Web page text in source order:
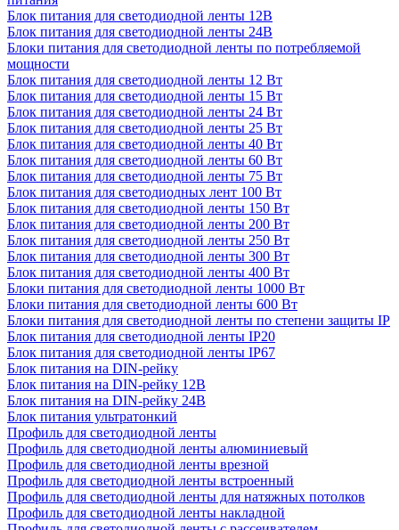
Блок питания для светодиодной ленты 12В
Блок питания для светодиодной ленты 24В
Блоки питания для светодиодной ленты по потребляемой
мощности
Блок питания для светодиодной ленты 12 Вт
Блок питания для светодиодной ленты 15 Вт
Блок питания для светодиодной ленты 24 Вт
Блок питания для светодиодной ленты 25 Вт
Блок питания для светодиодной ленты 40 Вт
Блок питания для светодиодной ленты 60 Вт
Блок питания для светодиодной ленты 75 Вт
Блок питания для светодиодных лент 100 Вт
Блок питания для светодиодной ленты 150 Вт
Блок питания для светодиодной ленты 200 Вт
Блок питания для светодиодной ленты 250 Вт
Блок питания для светодиодной ленты 300 Вт
Блок питания для светодиодной ленты 400 Вт
Блоки питания для светодиодной ленты 1000 Вт
Блоки питания для светодиодной ленты 600 Вт
Блоки питания для светодиодной ленты по степени защиты IP
Блок питания для светодиодной ленты IP20
Блок питания для светодиодной ленты IP67
Блок питания на DIN-рейку
Блок питания на DIN-рейку 12В
Блок питания на DIN-рейку 24В
Блок питания ультратонкий
Профиль для светодиодной ленты
Профиль для светодиодной ленты алюминиевый
Профиль для светодиодной ленты врезной
Профиль для светодиодной ленты встроенный
Профиль для светодиодной ленты для натяжных потолков
Профиль для светодиодной ленты накладной